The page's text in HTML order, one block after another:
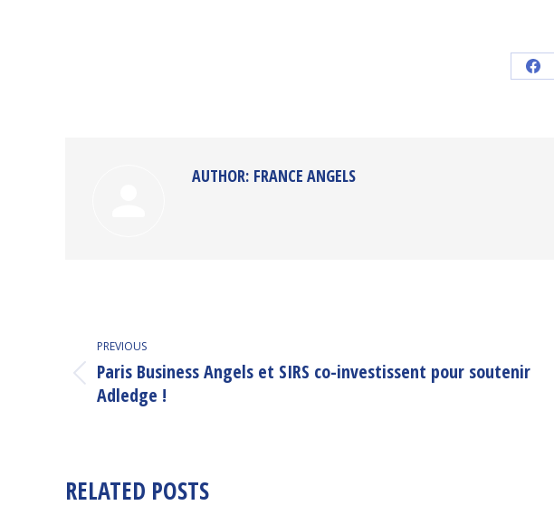
AUTHOR: FRANCE ANGELS
POST
NAVIGATION
PREVIOUS
Previous
post:
Paris Business Angels et SIRS co-investissent pour soutenir
Adledge !
RELATED POSTS